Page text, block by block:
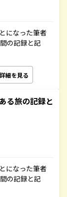
になった筆者
の記録と記
詳細を見る
る旅の記録と
になった筆者
の記録と記